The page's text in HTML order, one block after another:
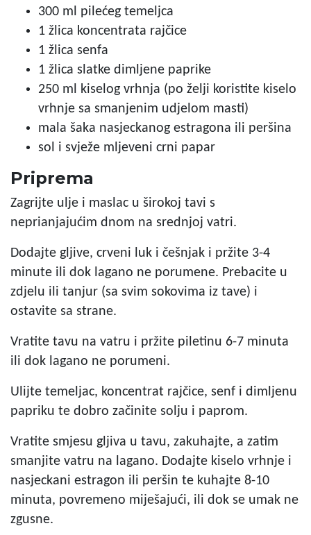
300 ml pilećeg temeljca
1 žlica koncentrata rajčice
1 žlica senfa
1 žlica slatke dimljene paprike
250 ml kiselog vrhnja (po želji koristite kiselo
vrhnje sa smanjenim udjelom masti)
mala šaka nasjeckanog estragona ili peršina
sol i svježe mljeveni crni papar
Priprema
Zagrijte ulje i maslac u širokoj tavi s
neprianjajućim dnom na srednjoj vatri.
Dodajte gljive, crveni luk i češnjak i pržite 3-4
minute ili dok lagano ne porumene. Prebacite u
zdjelu ili tanjur (sa svim sokovima iz tave) i
ostavite sa strane.
Vratite tavu na vatru i pržite piletinu 6-7 minuta
ili dok lagano ne porumeni.
Ulijte temeljac, koncentrat rajčice, senf i dimljenu
papriku te dobro začinite solju i paprom.
Vratite smjesu gljiva u tavu, zakuhajte, a zatim
smanjite vatru na lagano. Dodajte kiselo vrhnje i
nasjeckani estragon ili peršin te kuhajte 8-10
minuta, povremeno miješajući, ili dok se umak ne
zgusne.